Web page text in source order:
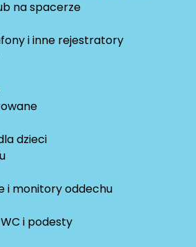
na spacerze
i inne rejestratory
dzieci
i monitory oddechu
i podesty